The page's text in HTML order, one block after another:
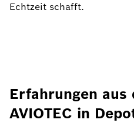
Echtzeit schafft.
Erfahrungen
AVIOTEC in